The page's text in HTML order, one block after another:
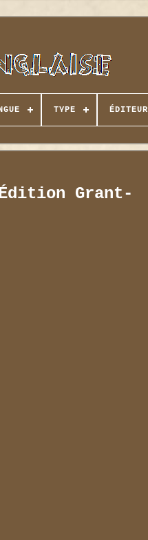
TYPE ÉDITEUR
Édition Grant-